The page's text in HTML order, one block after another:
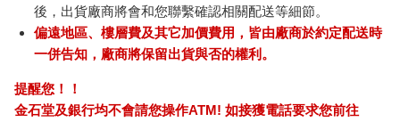
後，出貨廠商將會和您聯繫確認相關配送等細節。
偏遠地區、樓層費及其它加價費用，皆由廠商於約定配送時
一併告知，廠商將保留出貨與否的權利。
提醒您！！
金石堂及銀行均不會請您操作ATM! 如接獲電話要求您前往